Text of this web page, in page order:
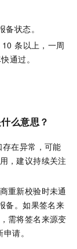
状态。
条以上，一周
通过。
么意思？
存在异常，可能
，建议持续关注
重新校验时未通
备。如果签名来
需将签名来源变
请。